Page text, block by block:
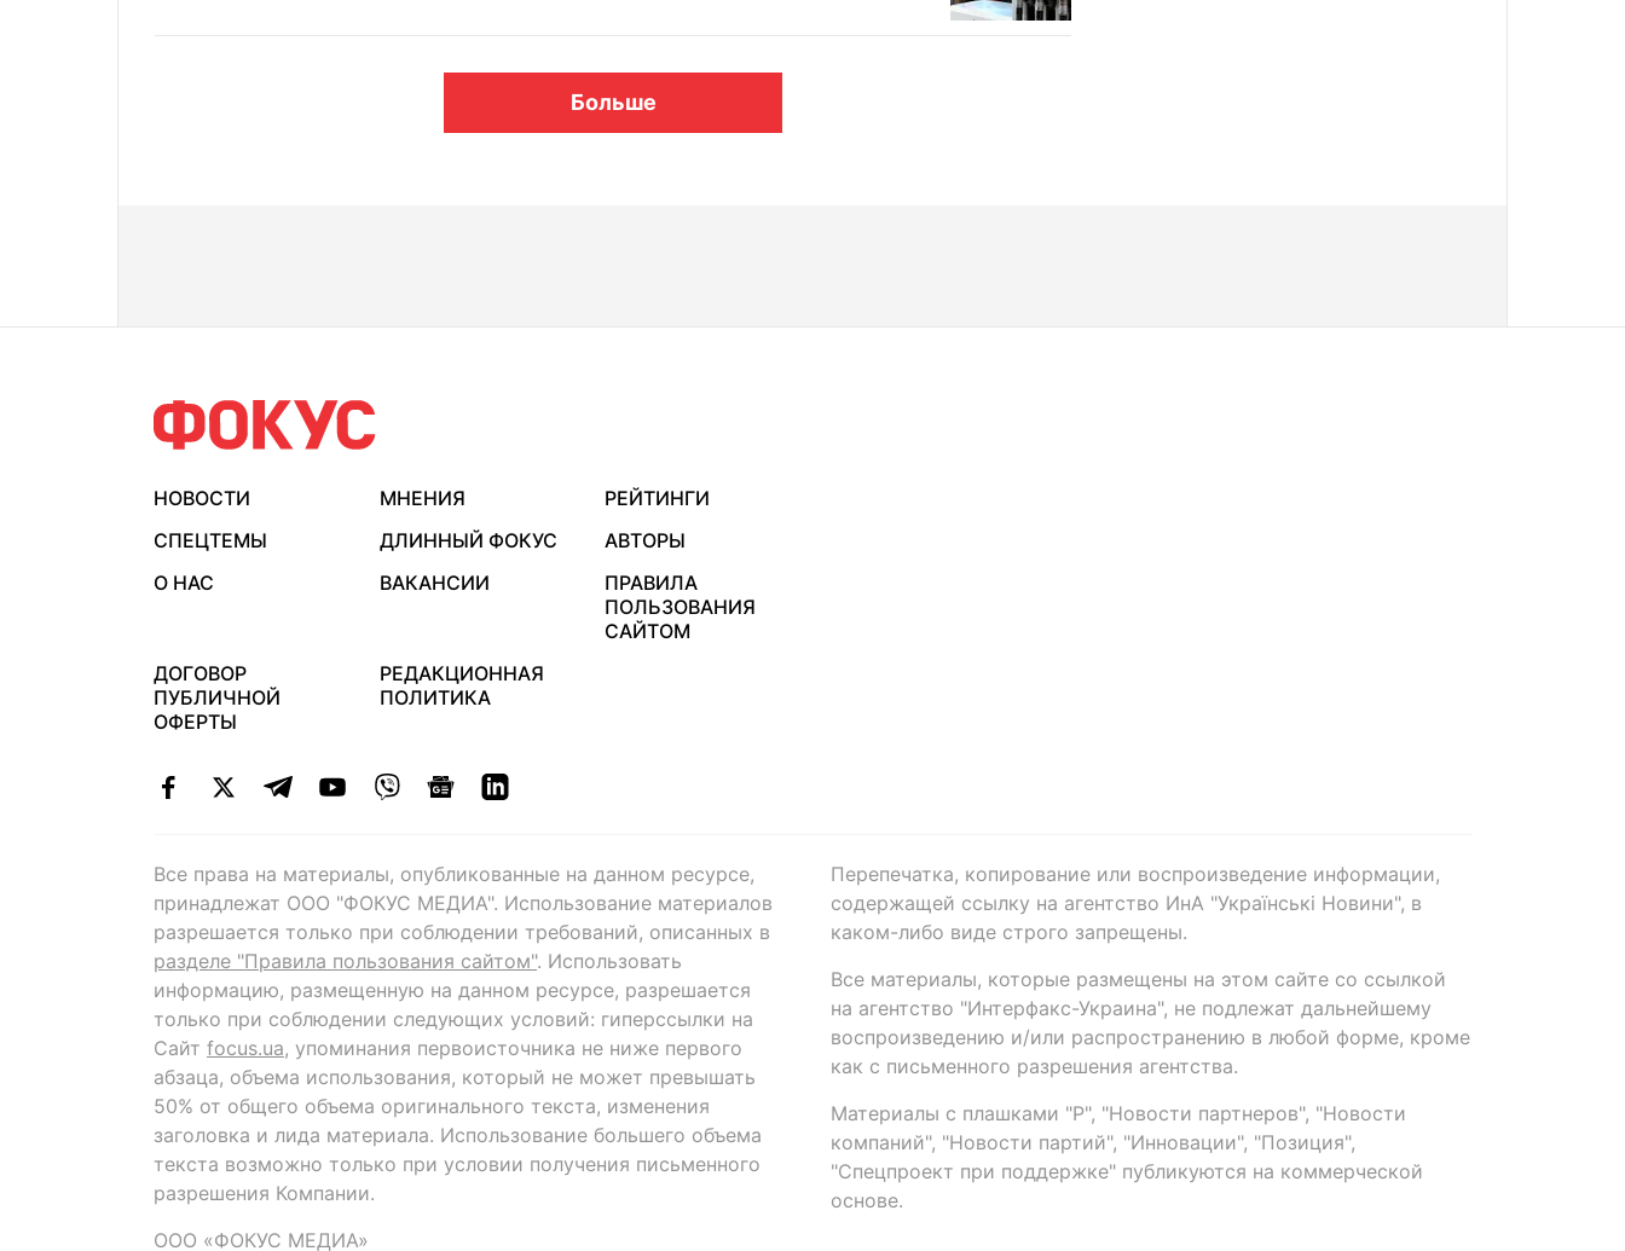
Больше
НОВОСТИ МНЕНИЯ
РЕЙТИНГИ
СПЕЦТЕМЫ
ДЛИННЫЙ ФОКУС
АВТОРЫ
О НАС
ВАКАНСИИ
ПРАВИЛА
ПОЛЬЗОВАНИЯ
САЙТОМ
ДОГОВОР
ПУБЛИЧНОЙ
ОФЕРТЫ
РЕДАКЦИОННАЯ
ПОЛИТИКА
Все права на материалы, опубликованные на данном ресурсе,
принадлежат ООО "ФОКУС МЕДИА". Использование материалов
разрешается только при соблюдении требований, описанных в
разделе "Правила пользования сайтом". Использовать
информацию, размещенную на данном ресурсе, разрешается
только при соблюдении следующих условий: гиперссылки на
Сайт focus.ua, упоминания первоисточника не ниже первого
абзаца, объема использования, который не может превышать
50% от общего объема оригинального текста, изменения
заголовка и лида материала. Использование большего объема
текста возможно только при условии получения письменного
разрешения Компании.
ООО «ФОКУС МЕДИА»
Перепечатка, копирование или воспроизведение информации,
содержащей ссылку на агентство ИнА "Українські Новини", в
каком-либо виде строго запрещены.
Все материалы, которые размещены на этом сайте со ссылкой
на агентство "Интерфакс-Украина", не подлежат дальнейшему
воспроизведению и/или распространению в любой форме, кроме
как с письменного разрешения агентства.
Материалы с плашками "Р", "Новости партнеров", "Новости
компаний", "Новости партий", "Инновации", "Позиция",
"Спецпроект при поддержке" публикуются на коммерческой
основе.